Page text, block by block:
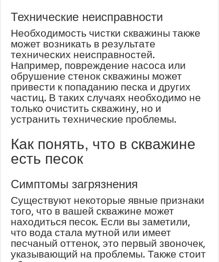
Технические неисправности
Необходимость чистки скважины также
может возникать в результате
технических неисправностей.
Например, повреждение насоса или
обрушение стенок скважины может
привести к попаданию песка и других
частиц. В таких случаях необходимо не
только очистить скважину, но и
устранить технические проблемы.
Как понять, что в скважине
есть песок
Симптомы загрязнения
Существуют некоторые явные признаки
того, что в вашей скважине может
находиться песок. Если вы заметили,
что вода стала мутной или имеет
песчаный оттенок, это первый звоночек,
указывающий на проблемы. Также стоит